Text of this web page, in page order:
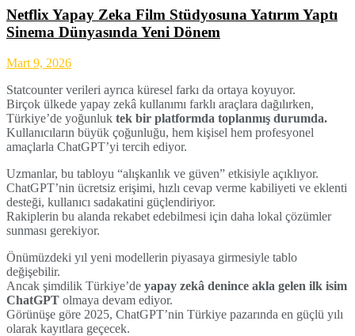
Netflix Yapay Zeka Film Stüdyosuna Yatırım Yaptı
Sinema Dünyasında Yeni Dönem
Mart 9, 2026
Statcounter verileri ayrıca küresel farkı da ortaya koyuyor.
Birçok ülkede yapay zekâ kullanımı farklı araçlara dağılırken,
Türkiye’de yoğunluk tek bir platformda toplanmış durumda.
Kullanıcıların büyük çoğunluğu, hem kişisel hem profesyonel
amaçlarla ChatGPT’yi tercih ediyor.
Uzmanlar, bu tabloyu “alışkanlık ve güven” etkisiyle açıklıyor.
ChatGPT’nin ücretsiz erişimi, hızlı cevap verme kabiliyeti ve eklenti
desteği, kullanıcı sadakatini güçlendiriyor.
Rakiplerin bu alanda rekabet edebilmesi için daha lokal çözümler
sunması gerekiyor.
Önümüzdeki yıl yeni modellerin piyasaya girmesiyle tablo
değişebilir.
Ancak şimdilik Türkiye’de yapay zekâ denince akla gelen ilk isim
ChatGPT olmaya devam ediyor.
Görünüşe göre 2025, ChatGPT’nin Türkiye pazarında en güçlü yılı
olarak kayıtlara geçecek.